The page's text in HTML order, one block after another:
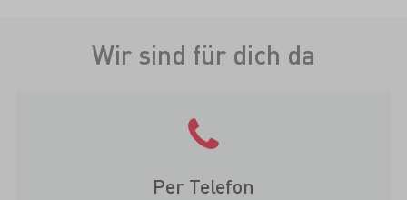
Wir sind für dich da
Per Telefon